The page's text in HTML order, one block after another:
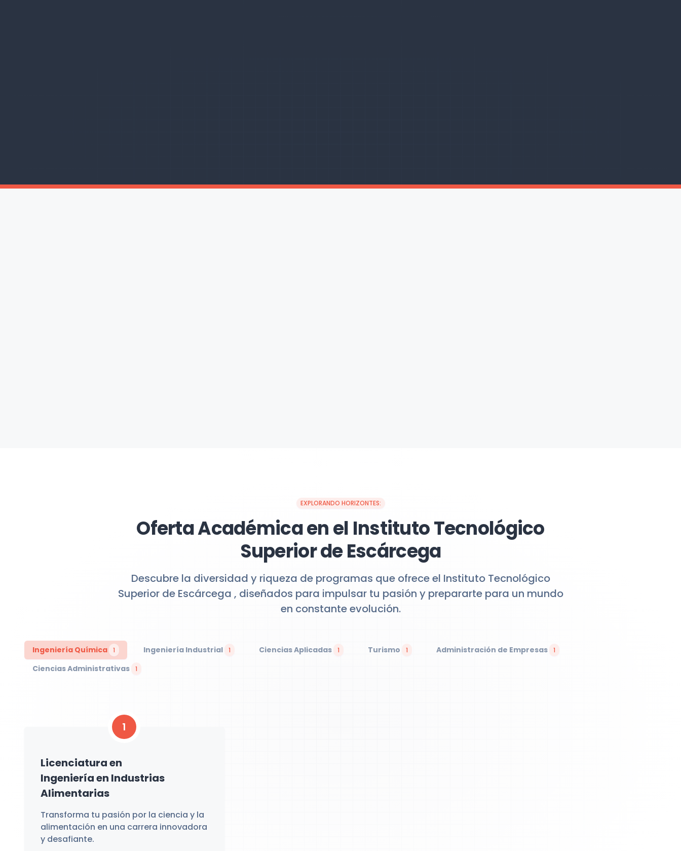
EXPLORANDO HORIZONTES:
Oferta Académica en el Instituto Tecnológico
Superior de Escárcega
Descubre la diversidad y riqueza de programas que ofrece el Instituto Tecnológico
Superior de Escárcega , diseñados para impulsar tu pasión y prepararte para un mundo
en constante evolución.
Ingeniería Química 1 Ingeniería Industrial 1 Ciencias Aplicadas 1 Turismo 1 Administración de Empresas 1
Ciencias Administrativas 1
1
Licenciatura en
Ingeniería en Industrias
Alimentarias
Transforma tu pasión por la ciencia y la
alimentación en una carrera innovadora
y desafiante.